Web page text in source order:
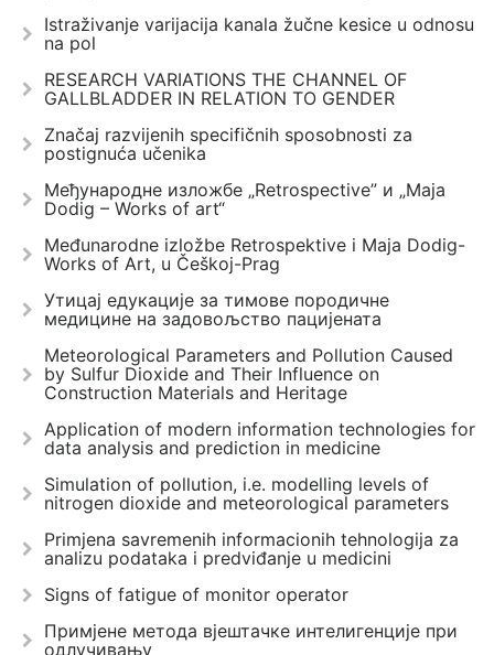
Istraživanje varijacija kanala žučne kesice u odnosu
na pol
RESEARCH VARIATIONS THE CHANNEL OF
GALLBLADDER IN RELATION TO GENDER
Značaj razvijenih specifičnih sposobnosti za
postignuća učenika
Међународне изложбе „Retrospective” и „Maja
Dodig – Works of art“
Međunarodne izložbe Retrospektive i Maja Dodig-
Works of Art, u Češkoj-Prag
Утицај едукације за тимове породичне
медицине на задовољство пацијената
Meteorological Parameters and Pollution Caused
by Sulfur Dioxide and Their Influence on
Construction Materials and Heritage
Application of modern information technologies for
data analysis and prediction in medicine
Simulation of pollution, i.e. modelling levels of
nitrogen dioxide and meteorological parameters
Primjena savremenih informacionih tehnologija za
analizu podataka i predviđanje u medicini
Signs of fatigue of monitor operator
Примјене метода вјештачке интелигенције при
одлучивању